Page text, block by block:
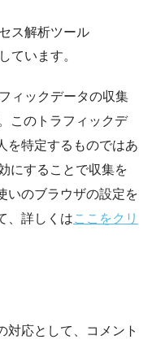
ス解析ツール
ています。
ィックデータの収集
このトラフィックデ
を特定するものではあ
にすることで収集を
いのブラウザの設定を
、詳しくはここをクリ
対応として、コメント